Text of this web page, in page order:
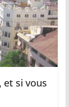
et si vous